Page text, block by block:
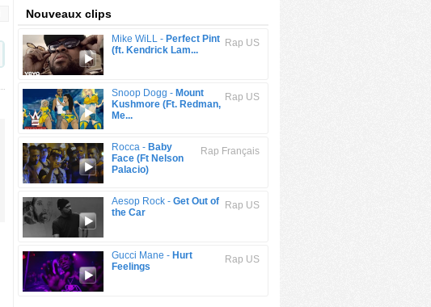
Nouveaux clips
Rap US
Mike WiLL - Perfect Pint
(ft. Kendrick Lam...
Rap US
Snoop Dogg - Mount
Kushmore (Ft. Redman,
Me...
Rap Français
Rocca - Baby
Face (Ft Nelson
Palacio)
Rap US
Aesop Rock - Get Out of
the Car
Rap US
Gucci Mane - Hurt
Feelings